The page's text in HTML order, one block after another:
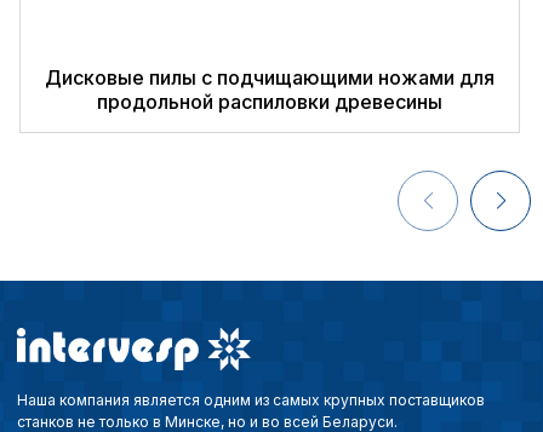
Дисковые пилы с подчищающими ножами для
продольной распиловки древесины
Наша компания является одним из самых крупных поставщиков
станков не только в Минске, но и во всей Беларуси.